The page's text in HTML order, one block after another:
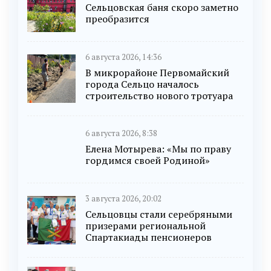
Сельцовская баня скоро заметно
преобразится
6 августа 2026, 14:36
В микрорайоне Первомайский
города Сельцо началось
строительство нового тротуара
6 августа 2026, 8:38
Елена Мотырева: «Мы по праву
гордимся своей Родиной»
3 августа 2026, 20:02
Сельцовцы стали серебряными
призерами региональной
Спартакиады пенсионеров